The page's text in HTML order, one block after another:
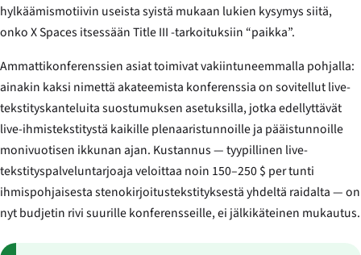
hylkäämismotiivin useista syistä mukaan lukien kysymys siitä,
onko X Spaces itsessään Title III -tarkoituksiin “paikka”.
Ammattikonferenssien asiat toimivat vakiintuneemmalla pohjalla:
ainakin kaksi nimettä akateemista konferenssia on sovitellut live-
tekstityskanteluita suostumuksen asetuksilla, jotka edellyttävät
live-ihmistekstitystä kaikille plenaaristunnoille ja pääistunnoille
monivuotisen ikkunan ajan. Kustannus — tyypillinen live-
tekstityspalveluntarjoaja veloittaa noin 150–250 $ per tunti
ihmispohjaisesta stenokirjoitustekstityksestä yhdeltä raidalta — on
nyt budjetin rivi suurille konferensseille, ei jälkikäteinen mukautus.